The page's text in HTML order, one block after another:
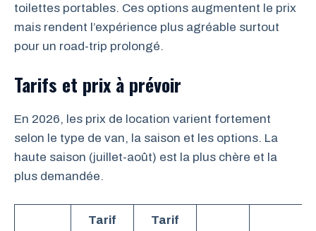
toilettes portables. Ces options augmentent le prix
mais rendent l’expérience plus agréable surtout
pour un road-trip prolongé.
Tarifs et prix à prévoir
En 2026, les prix de location varient fortement
selon le type de van, la saison et les options. La
haute saison (juillet-août) est la plus chère et la
plus demandée.
Tarif
Tarif